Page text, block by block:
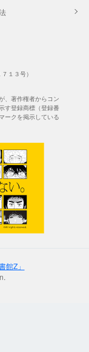
、著作権者からコン
す登録商標（登録番
ークを掲示している
館Z」